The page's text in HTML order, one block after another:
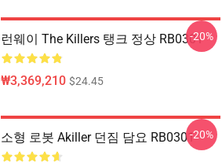
런웨이 The Killers 탱크 정상 RB0301
₩3,369,210 $24.45
-20%
소형 로봇 Akiller 던짐 담요 RB0301-20%